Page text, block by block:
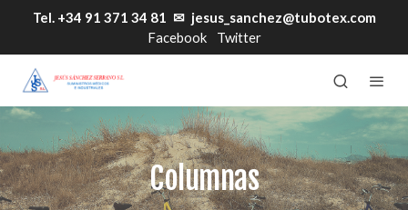
Tel. +34 91 371 34 81 ✉ jesus_sanchez@tubotex.com
Facebook
Twitter
Columnas